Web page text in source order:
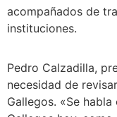
acompañados de
instituciones.
Pedro Calzadilla,
necesidad de
Gallegos. «Se